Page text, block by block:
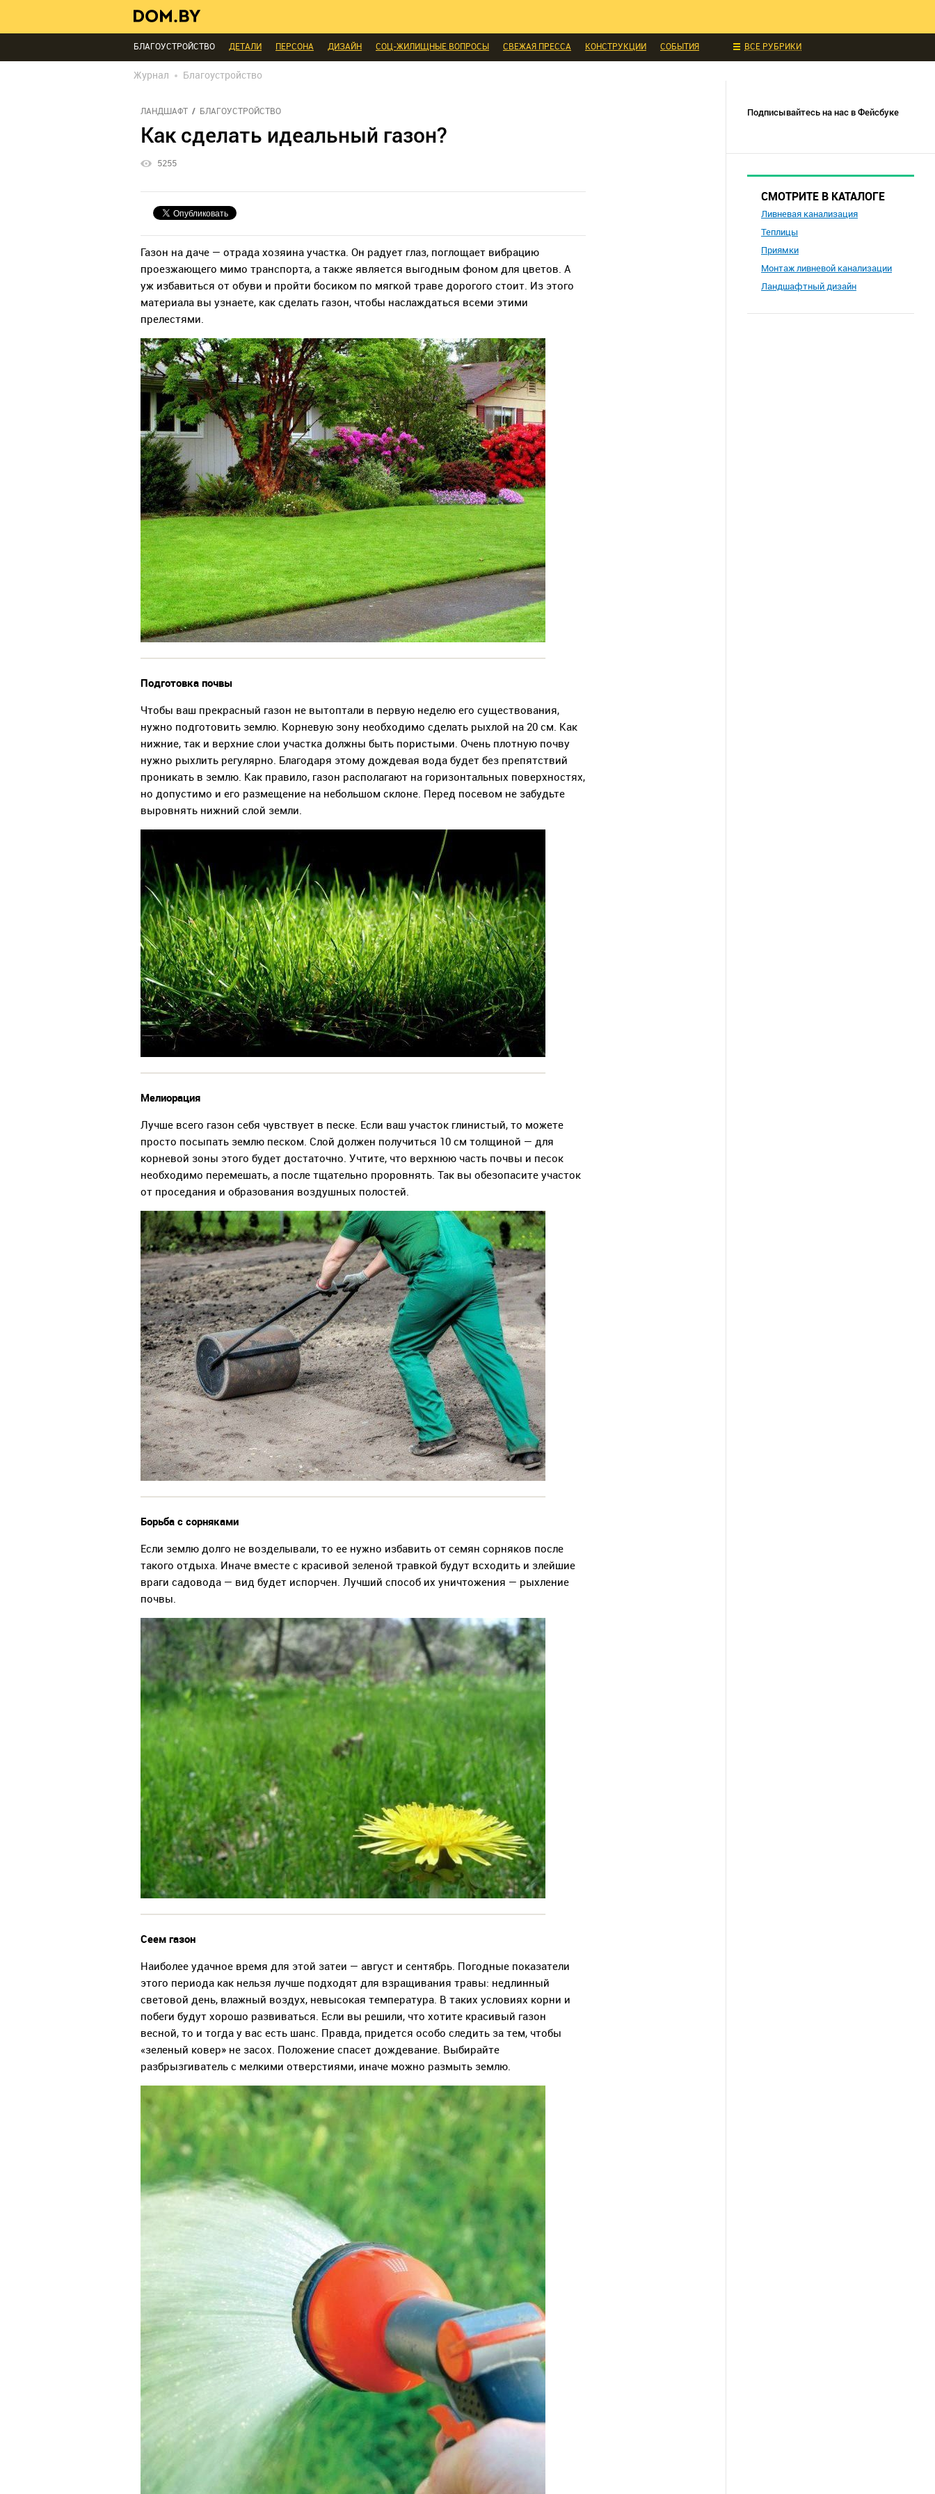
ВСЕ РУБРИКИ
ИНТЕРЬЕР КАК НА КАРТИНКЕ
БЛАГОУСТРОЙСТВО
ДЕТАЛИ ПЕРСОНА ДИЗАЙН СОЦ-ЖИЛИЩНЫЕ ВОПРОСЫ СВЕЖАЯ ПРЕССА КОНСТРУКЦИИ
СОБЫТИЯ
Журнал Благоустройство
ЛАНДШАФТ БЛАГОУСТРОЙСТВО
Как сделать идеальный газон?
5255
Газон на даче — отрада хозяина участка. Он радует глаз, поглощает вибрацию
проезжающего мимо транспорта, а также является выгодным фоном для цветов. А
уж избавиться от обуви и пройти босиком по мягкой траве дорогого стоит. Из этого
материала вы узнаете, как сделать газон, чтобы наслаждаться всеми этими
прелестями.
Подготовка почвы
Чтобы ваш прекрасный газон не вытоптали в первую неделю его существования,
нужно подготовить землю. Корневую зону необходимо сделать рыхлой на 20 см. Как
нижние, так и верхние слои участка должны быть пористыми. Очень плотную почву
нужно рыхлить регулярно. Благодаря этому дождевая вода будет без препятствий
проникать в землю. Как правило, газон располагают на горизонтальных поверхностях,
но допустимо и его размещение на небольшом склоне. Перед посевом не забудьте
выровнять нижний слой земли.
Мелиорация
Лучше всего газон себя чувствует в песке. Если ваш участок глинистый, то можете
просто посыпать землю песком. Слой должен получиться 10 см толщиной — для
корневой зоны этого будет достаточно. Учтите, что верхнюю часть почвы и песок
необходимо перемешать, а после тщательно проровнять. Так вы обезопасите участок
от проседания и образования воздушных полостей.
Борьба с сорняками
Если землю долго не возделывали, то ее нужно избавить от семян сорняков после
такого отдыха. Иначе вместе с красивой зеленой травкой будут всходить и злейшие
враги садовода — вид будет испорчен. Лучший способ их уничтожения — рыхление
почвы.
Сеем газон
Наиболее удачное время для этой затеи — август и сентябрь. Погодные показатели
этого периода как нельзя лучше подходят для взращивания травы: недлинный
световой день, влажный воздух, невысокая температура. В таких условиях корни и
побеги будут хорошо развиваться. Если вы решили, что хотите красивый газон
весной, то и тогда у вас есть шанс. Правда, придется особо следить за тем, чтобы
«зеленый ковер» не засох. Положение спасет дождевание. Выбирайте
разбрызгиватель с мелкими отверстиями, иначе можно размыть землю.
Подписывайтесь на нас в Фейсбуке
СМОТРИТЕ В КАТАЛОГЕ
Ливневая канализация
Теплицы
Приямки
Монтаж ливневой канализации
Ландшафтный дизайн